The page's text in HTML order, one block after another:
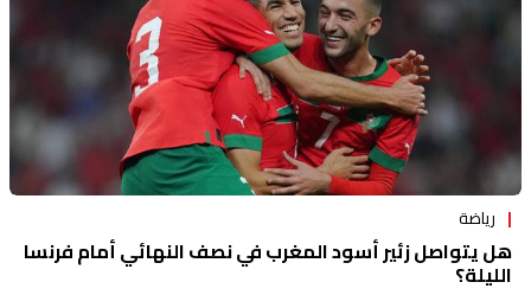
رياضة
هل يتواصل زئير أسود المغرب في نصف النهائي أمام فرنسا
الليلة؟